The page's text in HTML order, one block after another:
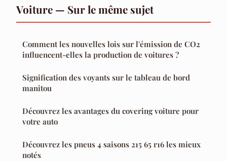
Voiture — Sur le même sujet
Comment les nouvelles lois sur l'émission de CO2
influencent-elles la production de voitures ?
Signification des voyants sur le tableau de bord
manitou
Découvrez les avantages du covering voiture pour
votre auto
Découvrez les pneus 4 saisons 215 65 r16 les mieux
notés